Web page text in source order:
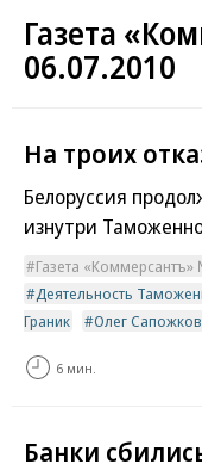
Газета
06.07.2010
На троих
Белоруссия
изнутри
Газета «Коммерсантъ»
Деятельность
Граник
Олег Сапожков
6 мин.
Банки